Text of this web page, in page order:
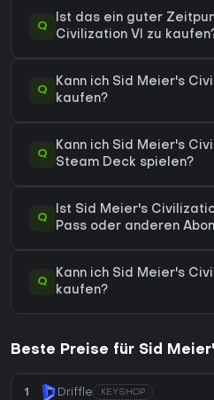
Q
Ist das ein guter
Civilization VI zu
Q
Kann ich Sid Meier's
kaufen?
Q
Kann ich Sid Meier's
Steam Deck spielen?
Q
Ist Sid Meier's
Pass oder anderen
Q
Kann ich Sid Meier's
kaufen?
Beste Preise für Sid
1 Driffle KEYSHOP